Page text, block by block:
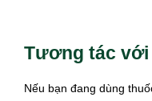
Tương tác
Nếu bạn đang dùng